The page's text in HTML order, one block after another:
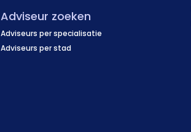
Adviseur zoeken
Adviseurs per specialisatie
Adviseurs per stad